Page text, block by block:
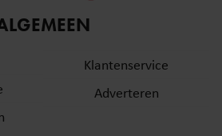
adverteren en analyse. Deze
heeft verstrekt of die ze hebben
uw gebruik van hun services. U
Klantenservice
Adverteren